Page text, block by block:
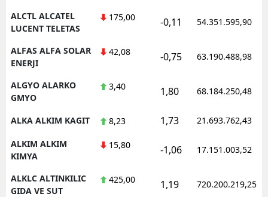
ALCTL ALCATEL
LUCENT TELETAS
175,00 -0,11 54.351.595,90
ALFAS ALFA SOLAR
ENERJI
42,08 -0,75 63.190.488,98
ALGYO ALARKO
GMYO
3,40 1,80 68.184.250,48
ALKA ALKIM KAGIT 8,23 1,73 21.693.762,43
ALKIM ALKIM
KIMYA
15,80 -1,06 17.151.003,52
ALKLC ALTINKILIC
GIDA VE SUT
425,00 1,19 720.200.219,25